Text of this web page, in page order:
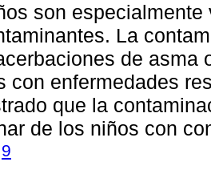
son
La
de asma
con enfermedades
que la
de los niños con
9